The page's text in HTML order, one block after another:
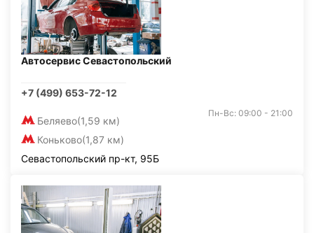
Автосервис Севастопольский
+7 (499) 653-72-12
Беляево(1,59 км)
Коньково(1,87 км)
Пн-Вс: 09:00 - 21:00
Севастопольский пр-кт, 95Б